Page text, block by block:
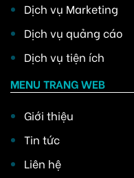
Dịch vụ Marketing
Dịch vụ quảng cáo
Dịch vụ tiện ích
MENU TRANG WEB
Giới thiệu
Tin tức
Liên hệ